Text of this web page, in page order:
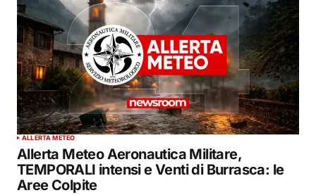
ALLERTA METEO
Allerta Meteo Aeronautica Militare,
TEMPORALI intensi e Venti di Burrasca: le
Aree Colpite